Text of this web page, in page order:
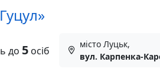
до 5осіб
місто Луцьк,
вул. Карпенка-